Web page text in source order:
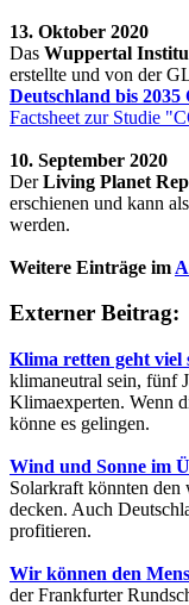
13. Oktober 2020
Das Wuppertal
erstellte und von der
Deutschland bis
Factsheet zur Studie
10. September 2020
DerLiving Planet
erschienen und kann als
werden.
Weitere Einträge im
Externer Beitrag:
Klima retten geht viel
klimaneutral sein, fünf
Klimaexperten. Wenn
könne es gelingen.
Wind und Sonne im
Solarkraft könnten den
decken. Auch
profitieren.
Wir können den
der Frankfurter